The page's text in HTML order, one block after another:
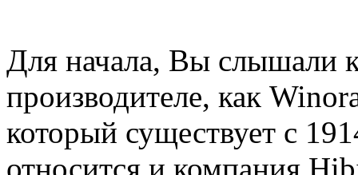
Для начала, Вы слышали
производителе, как
который существует с
относится и компания